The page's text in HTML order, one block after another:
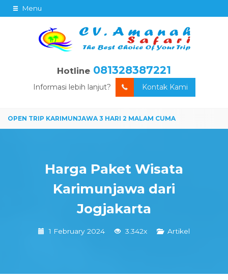
Menu
Hotline 081328387221
Informasi lebih lanjut? Kontak Kami
Harga Paket Wisata
Karimunjawa dari
Jogjakarta
1 February 2024 3.342x Artikel